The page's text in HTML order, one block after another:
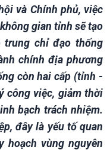
giới
giới
đề quốc tế
sơ sự kiện quốc tế
giới & Việt Nam
cương - Một dải vững
và Chính phủ, việc
gian tỉnh sẽ tạo
trung chỉ đạo thống
chính địa phương
còn hai cấp (tỉnh -
công việc, giảm thời
bạch trách nhiệm.
đây là yếu tố quan
hoạch vùng nguyên